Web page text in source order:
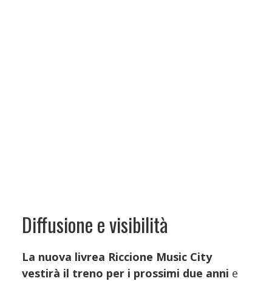
Diffusione e visibilità
La nuova livrea Riccione Music City
vestirà il treno per i prossimi due anni e